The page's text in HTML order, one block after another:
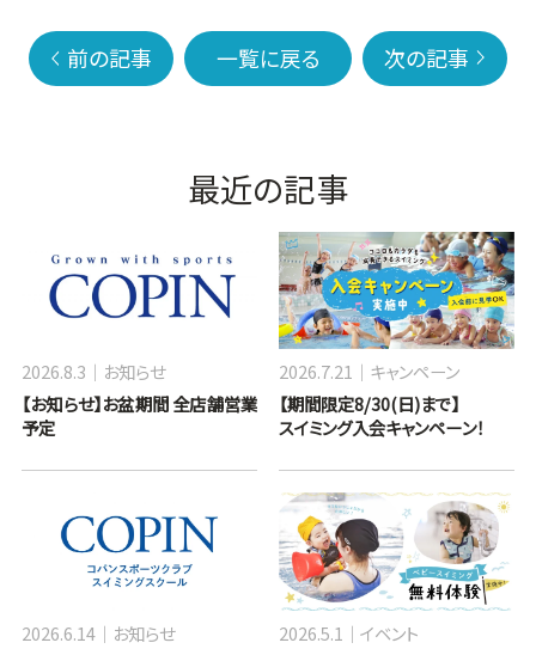
前の記事 一覧に戻る 次の記事
最近の記事
【お知らせ】お盆期間 全店舗営業
予定
2026.8.3
お知らせ
【期間限定8/30(日)まで】
スイミング入会キャンペーン！
2026.7.21 キャンペーン
2026.6.14
お知らせ
2026.5.1 イベント